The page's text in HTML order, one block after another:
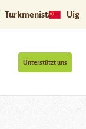
Turkmenistan
Unterstützt uns